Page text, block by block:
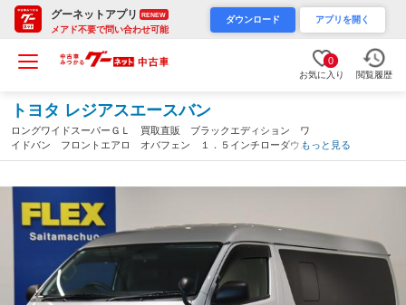
グーネットアプリ RENEW
メアド不要で問い合わせ可能
ダウンロード アプリを開く
0
お気に入り 閲覧履歴
トヨタ レジアスエースバン
ロングワイドスーパーＧＬ 買取直販 ブラックエディション ワ
イドバン フロントエアロ オバフェン １．５インチローダウ
ン ＬＥＤテールランプ カロッツェリアナビ ＥＴＣ シートカ
もっと見る